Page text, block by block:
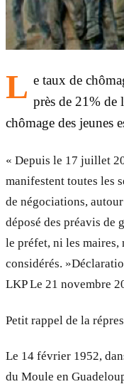
L e taux de
près de 21% de
chômage des jeunes
« Depuis le 17 juillet
manifestent toutes les
de négociations,
déposé des préavis de
le préfet, ni les maires,
considérés.
LKP Le 21 novembre
Petit rappel de la
Le 14 février 1952,
du Moule en